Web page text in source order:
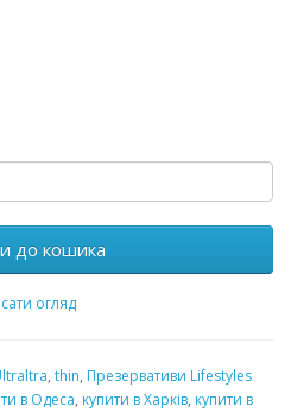
до кошика
огляд
, thin, Презервативи Lifestyles
в Одеса, купити в Харків, купити в